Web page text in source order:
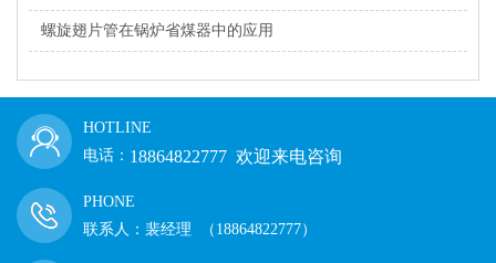
螺旋翅片管在锅炉省煤器中的应用
HOTLINE
电话： 18864822777 欢迎来电咨询
PHONE
联系人：裴经理 （18864822777）